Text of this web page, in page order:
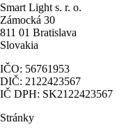
Smart Light s. r. o.
Zámocká 30
811 01 Bratislava
Slovakia
IČO: 56761953
DIČ: 2122423567
IČ DPH: SK2122423567
Stránky